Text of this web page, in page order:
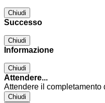
Chiudi
Successo
Chiudi
Informazione
Chiudi
Attendere...
Attendere il completamento
Chiudi